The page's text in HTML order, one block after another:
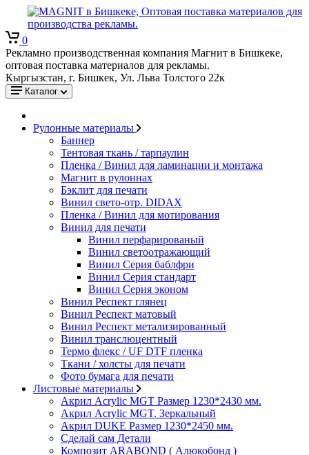
0
Рекламно производственная компания Магнит в Бишкеке,
оптовая поставка материалов для рекламы.
Кыргызстан, г. Бишкек, Ул. Льва Толстого 22к
Каталог
Рулонные материалы
Баннер
Тентовая ткань / тарпаулин
Пленка / Винил для ламинации и монтажа
Магнит в рулоннах
Бэклит для печати
Винил свето-отр. DIDAX
Пленка / Винил для мотирования
Винил для печати
Винил перфарированый
Винил светоотражающий
Винил Серия баблфри
Винил Серия стандарт
Винил Серия эконом
Винил Респект глянец
Винил Респект матовый
Винил Респект метализированный
Винил транслюцентный
Термо флекс / UF DTF пленка
Ткани / холсты для печати
Фото бумага для печати
Листовые материалы
Акрил Acrylic MGT Размер 1230*2430 мм.
Акрил Acrylic MGT. Зеркальный
Акрил DUKE Размер 1230*2450 мм.
Сделай сам Детали
Композит ARABOND ( Алюкобонд )